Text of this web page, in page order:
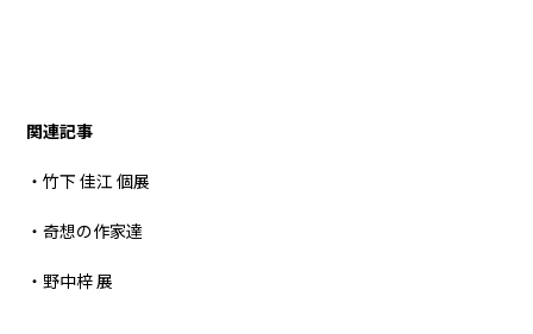
関連記事
・竹下 佳江 個展
・奇想の作家達
・野中梓 展